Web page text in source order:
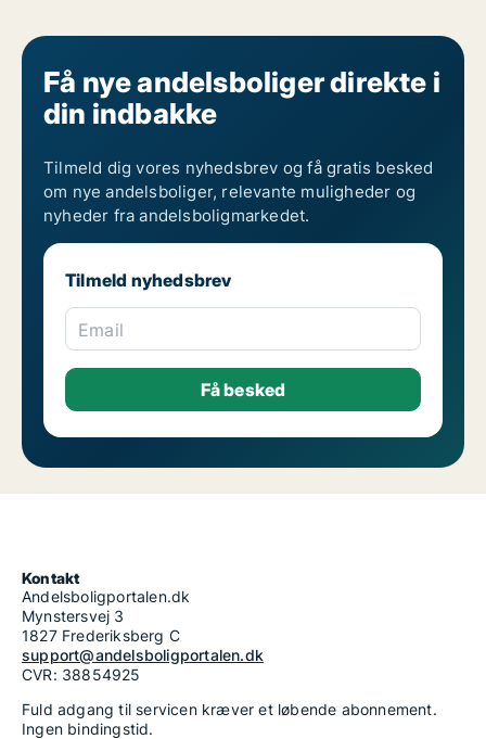
Få nye andelsboliger direkte i
din indbakke
Tilmeld dig vores nyhedsbrev og få gratis besked
om nye andelsboliger, relevante muligheder og
nyheder fra andelsboligmarkedet.
Tilmeld nyhedsbrev
Email
Kontakt
Andelsboligportalen.dk
Mynstersvej 3
1827 Frederiksberg C
support@andelsboligportalen.dk
CVR: 38854925
Fuld adgang til servicen kræver et løbende abonnement.
Ingen bindingstid.